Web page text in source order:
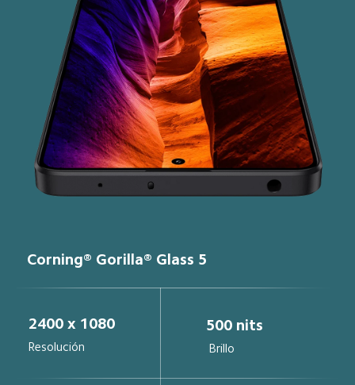
Corning® Gorilla® Glass 5
2400 x 1080
Resolución
500 nits
Brillo